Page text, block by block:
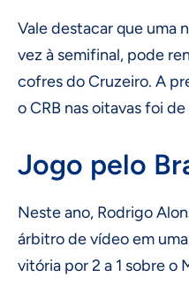
Vale destacar que uma
vez à semifinal, pode
cofres do Cruzeiro. A
o CRB nas oitavas foi
Jogo pelo
Neste ano, Rodrigo
árbitro de vídeo em
vitória por 2 a 1 sobre o